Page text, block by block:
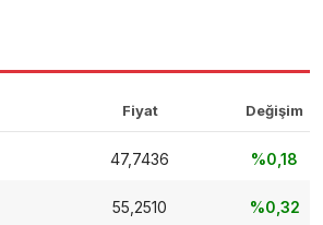
Fiyat Değişim
47,7436 %0,18
55,2510 %0,32